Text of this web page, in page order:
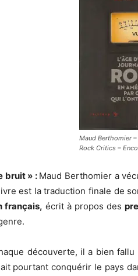
Maud Berthomier –
Rock Critics –
bruit » : Maud Berthomier a
est la traduction finale de
français, écrit à propos des
découverte, il a bien fallu
pourtant conquérir le pays